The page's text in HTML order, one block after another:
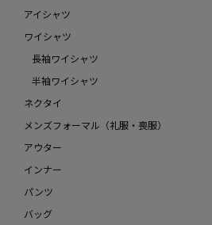
アイシャツ
ワイシャツ
長袖ワイシャツ
半袖ワイシャツ
ネクタイ
メンズフォーマル（礼服・喪服）
アウター
インナー
パンツ
バッグ